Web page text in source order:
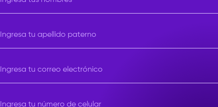
Ingresa tu apellido paterno
Ingresa tu correo electrónico
Ingresa tu número de celular